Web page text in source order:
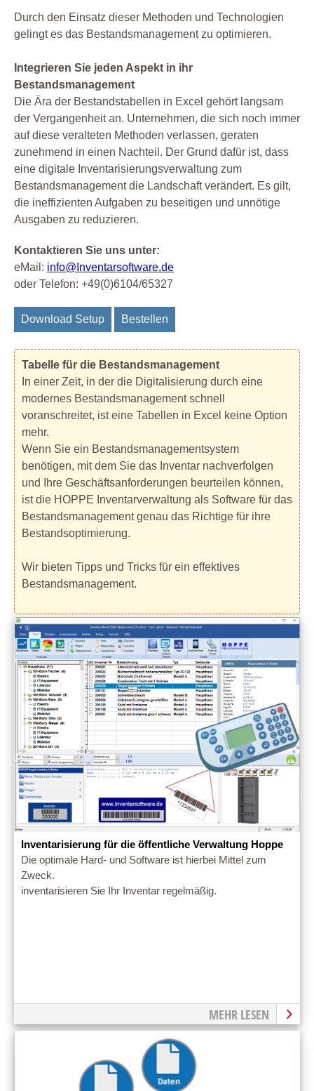
Durch den Einsatz dieser Methoden und Technologien
gelingt es das Bestandsmanagement zu optimieren.
Integrieren Sie jeden Aspekt in ihr
Bestandsmanagement
Die Ära der Bestandstabellen in Excel gehört langsam
der Vergangenheit an. Unternehmen, die sich noch immer
auf diese veralteten Methoden verlassen, geraten
zunehmend in einen Nachteil. Der Grund dafür ist, dass
eine digitale Inventarisierungsverwaltung zum
Bestandsmanagement die Landschaft verändert. Es gilt,
die ineffizienten Aufgaben zu beseitigen und unnötige
Ausgaben zu reduzieren.
Kontaktieren Sie uns unter:
eMail: info@Inventarsoftware.de
oder Telefon: +49(0)6104/65327
Download Setup Bestellen
Tabelle für die Bestandsmanagement
In einer Zeit, in der die Digitalisierung durch eine
modernes Bestandsmanagement schnell
voranschreitet, ist eine Tabellen in Excel keine Option
mehr.
Wenn Sie ein Bestandsmanagementsystem
benötigen, mit dem Sie das Inventar nachverfolgen
und Ihre Geschäftsanforderungen beurteilen können,
ist die HOPPE Inventarverwaltung als Software für das
Bestandsmanagement genau das Richtige für ihre
Bestandsoptimierung.
Wir bieten Tipps und Tricks für ein effektives
Bestandsmanagement.
Inventarisierung für die öffentliche Verwaltung Hoppe
Die optimale Hard- und Software ist hierbei Mittel zum
Zweck.
inventarisieren Sie Ihr Inventar regelmäßig.
MEHR LESEN